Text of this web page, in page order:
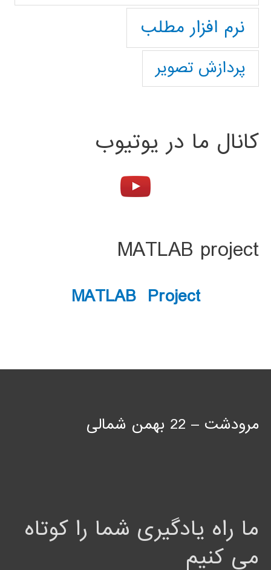
نرم افزار مطلب
پردازش تصویر
کانال ما در یوتیوب
MATLAB project
MATLAB Project
مرودشت – 22 بهمن شمالی
ما راه یادگیری شما را کوتاه
می کنیم